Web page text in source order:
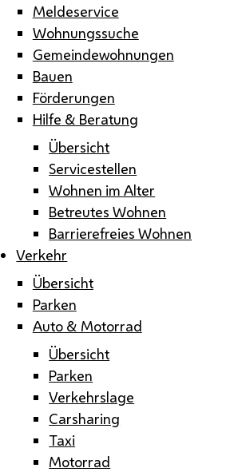
Meldeservice
Wohnungssuche
Gemeindewohnungen
Bauen
Förderungen
Hilfe & Beratung
Übersicht
Servicestellen
Wohnen im Alter
Betreutes Wohnen
Barrierefreies Wohnen
Verkehr
Übersicht
Parken
Auto & Motorrad
Übersicht
Parken
Verkehrslage
Carsharing
Taxi
Motorrad